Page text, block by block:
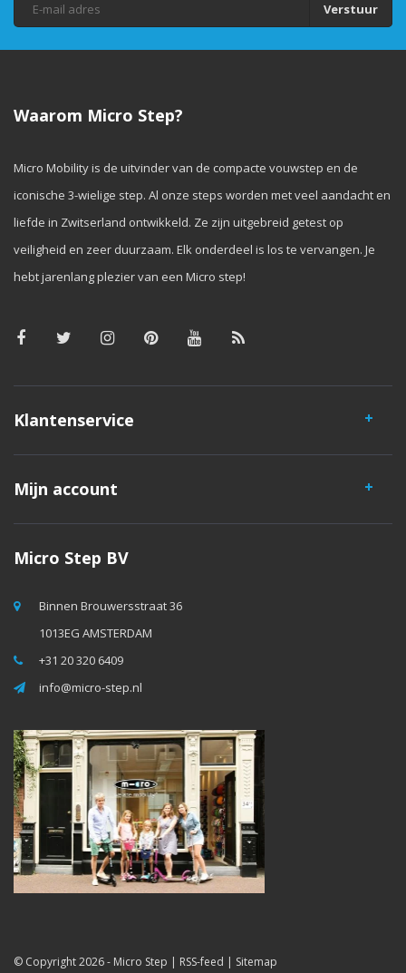
Verstuur
Waarom Micro Step?
Micro Mobility is de uitvinder van de compacte vouwstep en de
iconische 3-wielige step. Al onze steps worden met veel aandacht en
liefde in Zwitserland ontwikkeld. Ze zijn uitgebreid getest op
veiligheid en zeer duurzaam. Elk onderdeel is los te vervangen. Je
hebt jarenlang plezier van een Micro step!
Klantenservice
Mijn account
Micro Step BV
Binnen Brouwersstraat 36
1013EG AMSTERDAM
+31 20 320 6409
info@micro-step.nl
© Copyright 2026 - Micro Step | RSS-feed | Sitemap